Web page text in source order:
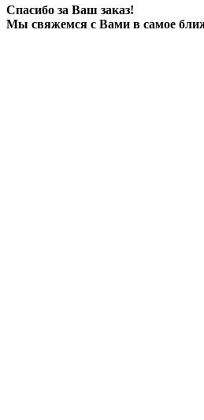
Спасибо за Ваш заказ!
Мы свяжемся с Вами в самое